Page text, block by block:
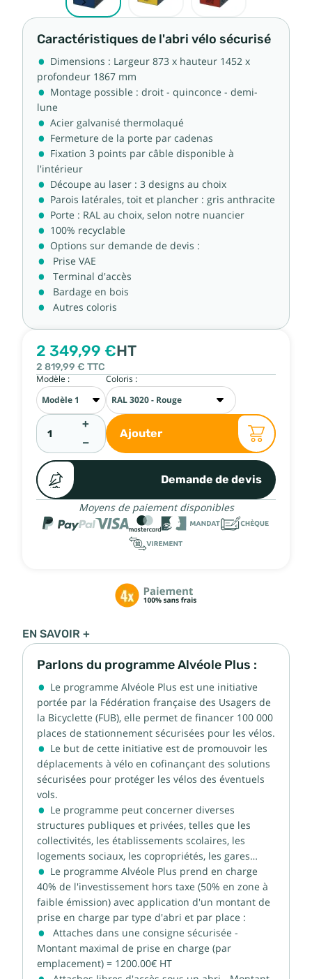
Caractéristiques de l'abri vélo sécurisé
Dimensions : Largeur 873 x hauteur 1452 x
profondeur 1867 mm
Montage possible : droit - quinconce - demi-
lune
Acier galvanisé thermolaqué
Fermeture de la porte par cadenas
Fixation 3 points par câble disponible à
l'intérieur
Découpe au laser : 3 designs au choix
Parois latérales, toit et plancher : gris anthracite
Porte : RAL au choix, selon notre nuancier
100% recyclable
Options sur demande de devis :
Prise VAE
Terminal d'accès
Bardage en bois
Autres coloris
2 349,99 €HT
2 819,99 € TTC
Modèle : Coloris :
+
−
Ajouter
Demande de devis
Moyens de paiement disponibles
EN SAVOIR +
Parlons du programme Alvéole Plus :
Le programme Alvéole Plus est une initiative
portée par la Fédération française des Usagers de
la Bicyclette (FUB), elle permet de financer 100 000
places de stationnement sécurisées pour les vélos.
Le but de cette initiative est de promouvoir les
déplacements à vélo en cofinançant des solutions
sécurisées pour protéger les vélos des éventuels
vols.
Le programme peut concerner diverses
structures publiques et privées, telles que les
collectivités, les établissements scolaires, les
logements sociaux, les copropriétés, les gares…
Le programme Alvéole Plus prend en charge
40% de l'investissement hors taxe (50% en zone à
faible émission) avec application d'un montant de
prise en charge par type d'abri et par place :
Attaches dans une consigne sécurisée -
Montant maximal de prise en charge (par
emplacement) = 1200.00€ HT